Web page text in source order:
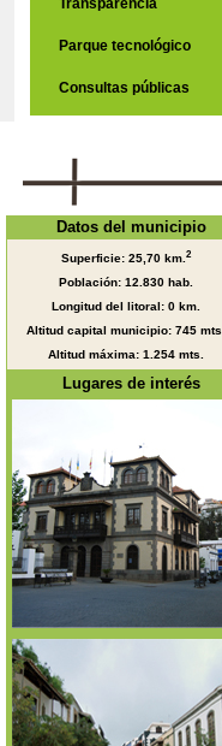
Transparencia
Parque tecnológico
Consultas públicas
Datos del municipio
Superficie: 25,70 km.2
Población: 12.830 hab.
Longitud del litoral: 0 km.
Altitud capital municipio: 745 mts.
Altitud máxima: 1.254 mts.
Lugares de interés